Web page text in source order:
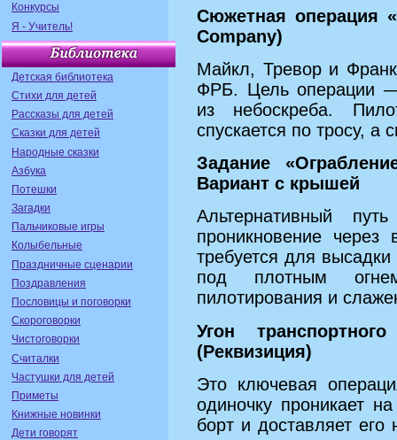
Конкурсы
Я - Учитель!
Детская библиотека
Стихи для детей
Рассказы для детей
Сказки для детей
Народные сказки
Азбука
Потешки
Загадки
Пальчиковые игры
Колыбельные
Праздничные сценарии
Поздравления
Пословицы и поговорки
Скороговорки
Чистоговорки
Считалки
Частушки для детей
Приметы
Книжные новинки
Дети говорят
Сюжетная операция
Company)
Майкл, Тревор и
ФРБ. Цель операции
из небоскреба.
спускается по тросу, а
Задание
Вариант с крышей
Альтернативный
проникновение через
требуется для
под плотным
пилотирования и
Угон
(Реквизиция)
Это ключевая
одиночку проникает
борт и доставляет